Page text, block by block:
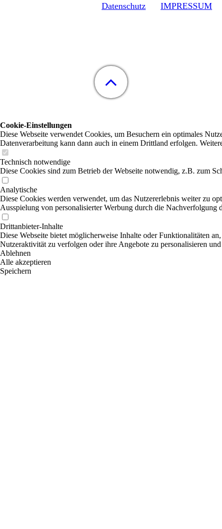
Datenschutz IMPRESSUM
Cookie-Einstellungen
Diese Webseite verwendet Cookies, um Besuchern ein optimales
Datenverarbeitung kann dann auch in einem Drittland erfolgen.
Technisch notwendige
Diese Cookies sind zum Betrieb der Webseite notwendig, z.B. zum
Analytische
Diese Cookies werden verwendet, um das Nutzererlebnis weiter zu
Ausspielung von personalisierter Werbung durch die Nachverfolgung
Drittanbieter-Inhalte
Diese Webseite bietet möglicherweise Inhalte oder Funktionalitäten
Nutzeraktivität zu verfolgen oder ihre Angebote zu personalisieren
Ablehnen
Alle akzeptieren
Speichern